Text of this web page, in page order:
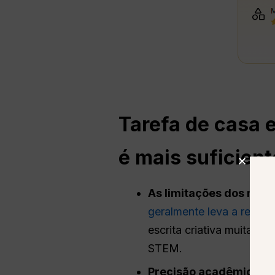
Tarefa de casa
é mais
As limitações dos
geralmente leva a
escrita criativa muitas
STEM.
Precisão acadêmica e